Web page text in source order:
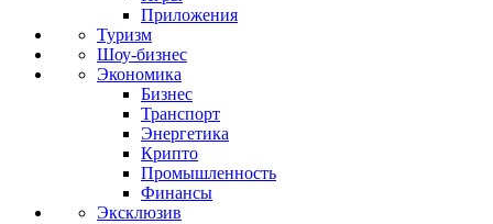
Приложения
Туризм
Шоу-бизнес
Экономика
Бизнес
Транспорт
Энергетика
Крипто
Промышленность
Финансы
Эксклюзив